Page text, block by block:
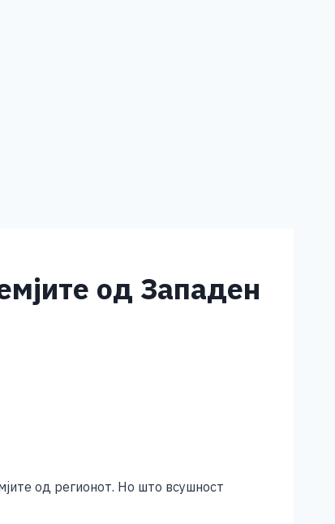
од Западен
од регионот. Но што всушност